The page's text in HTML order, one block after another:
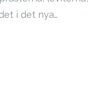
i det nya…